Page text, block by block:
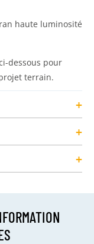
haute luminosité
dessous pour
terrain.
+
+
+